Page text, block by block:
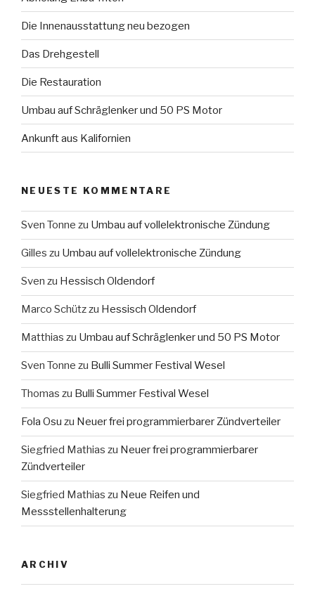
Die Innenausstattung neu bezogen
Das Drehgestell
Die Restauration
Umbau auf Schräglenker und 50 PS Motor
Ankunft aus Kalifornien
NEUESTE KOMMENTARE
Sven Tonne zu Umbau auf vollelektronische Zündung
Gilles zu Umbau auf vollelektronische Zündung
Sven zu Hessisch Oldendorf
Marco Schützzu Hessisch Oldendorf
Matthias zu Umbau auf Schräglenker und 50 PS Motor
Sven Tonne zu Bulli Summer Festival Wesel
Thomas zu Bulli Summer Festival Wesel
Fola Osu zu Neuer frei programmierbarer Zündverteiler
Siegfried Mathias zu Neuer frei programmierbarer
Zündverteiler
Siegfried Mathias zu Neue Reifen und
Messstellenhalterung
ARCHIV